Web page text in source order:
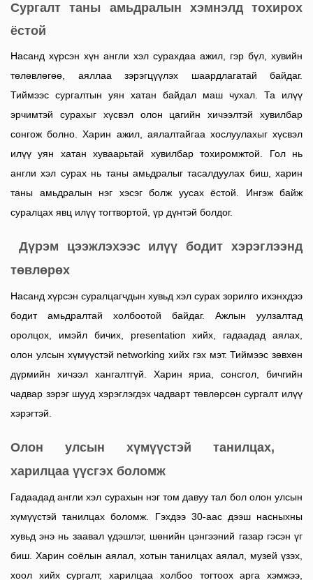
Сургалт таны амьдралын хэмнэлд тохирох
ёстой
Насанд хүрсэн хүн англи хэл сурахдаа ажил, гэр бүл, хувийн
төлөвлөгөө, аяллаа зэрэгцүүлэх шаардлагатай байдаг.
Тиймээс сургалтын уян хатан байдал маш чухал. Та илүү
эрчимтэй сурахыг хүсвэл олон цагийн хичээлтэй хувилбар
сонгож болно. Харин ажил, аялалтайгаа хослуулахыг хүсвэл
илүү уян хатан хуваарьтай хувилбар тохиромжтой. Гол нь
англи хэл сурах нь таны амьдралыг тасалдуулах биш, харин
таны амьдралын нэг хэсэг болж уусах ёстой. Ингэж байж
суралцах явц илүү тогтвортой, үр дүнтэй болдог.
Дүрэм цээжлэхээс илүү бодит хэрэглээнд
төвлөрөх
Насанд хүрсэн суралцагчдын хувьд хэл сурах зорилго ихэнхдээ
бодит амьдралтай холбоотой байдаг. Ажлын уулзалтад
оролцох, имэйл бичих, presentation хийх, гадаадад аялах,
олон улсын хүмүүстэй networking хийх гэх мэт.Тиймээс зөвхөн
дүрмийн хичээл хангалтгүй. Харин яриа, сонсгол, бичгийн
чадвар зэрэг шууд хэрэглэгдэх чадварт төвлөрсөн сургалт илүү
хэрэгтэй.
Олон улсын хүмүүстэй танилцах,
харилцаа үүсгэх боломж
Гадаадад англи хэл сурахын нэг том давуу тал бол олон улсын
хүмүүстэй танилцах боломж. Гэхдээ 30-аас дээш насныхны
хувьд энэ нь заавал үдэшлэг, шөнийн цэнгээний газар гэсэн үг
биш. Харин соёлын аялал, хотын танилцах аялал, музей үзэх,
хоол хийх сургалт, харилцаа холбоо тогтоох арга хэмжээ,